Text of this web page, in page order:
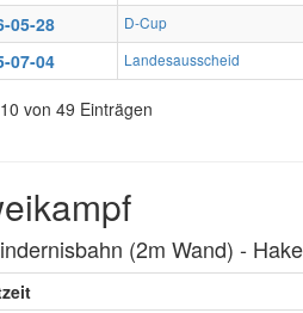
05-28 D-Cup
07-04 Landesausscheid
von 49 Einträgen
(2m Wand) ‐